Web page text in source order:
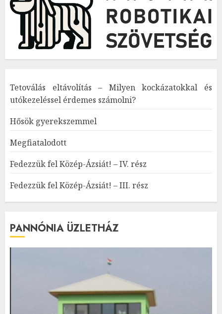
Tetoválás eltávolítás – Milyen kockázatokkal és
utókezeléssel érdemes számolni?
Hősök gyerekszemmel
Megfiatalodott
Fedezzük fel Közép-Ázsiát! – IV. rész
Fedezzük fel Közép-Ázsiát! – III. rész
PANNÓNIA ÜZLETHÁZ